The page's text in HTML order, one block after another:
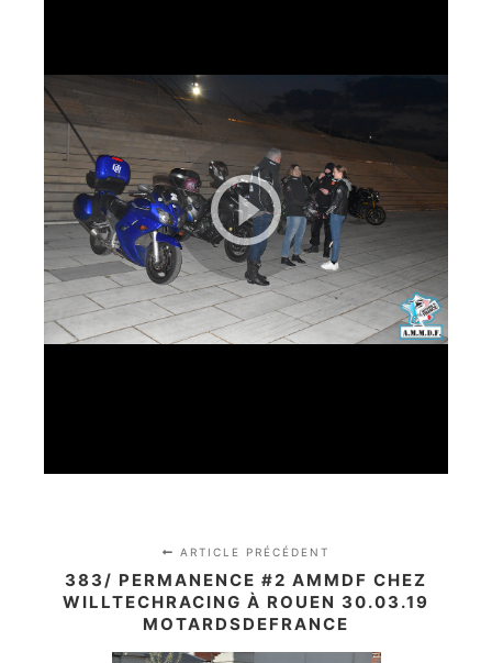
ARTICLE PRÉCÉDENT
383/ PERMANENCE #2 AMMDF CHEZ
WILLTECHRACING À ROUEN 30.03.19
MOTARDSDEFRANCE